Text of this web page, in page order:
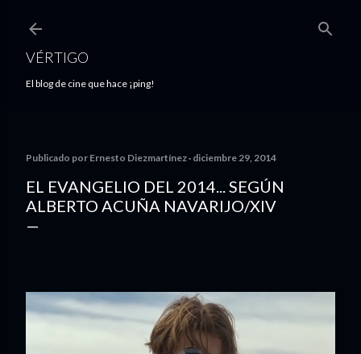
VÉRTIGO
El blog de cine que hace ¡ping!
Publicado por Ernesto Diezmartínez diciembre 29, 2014
EL EVANGELIO DEL 2014... SEGÚN
ALBERTO ACUÑA NAVARIJO/XIV